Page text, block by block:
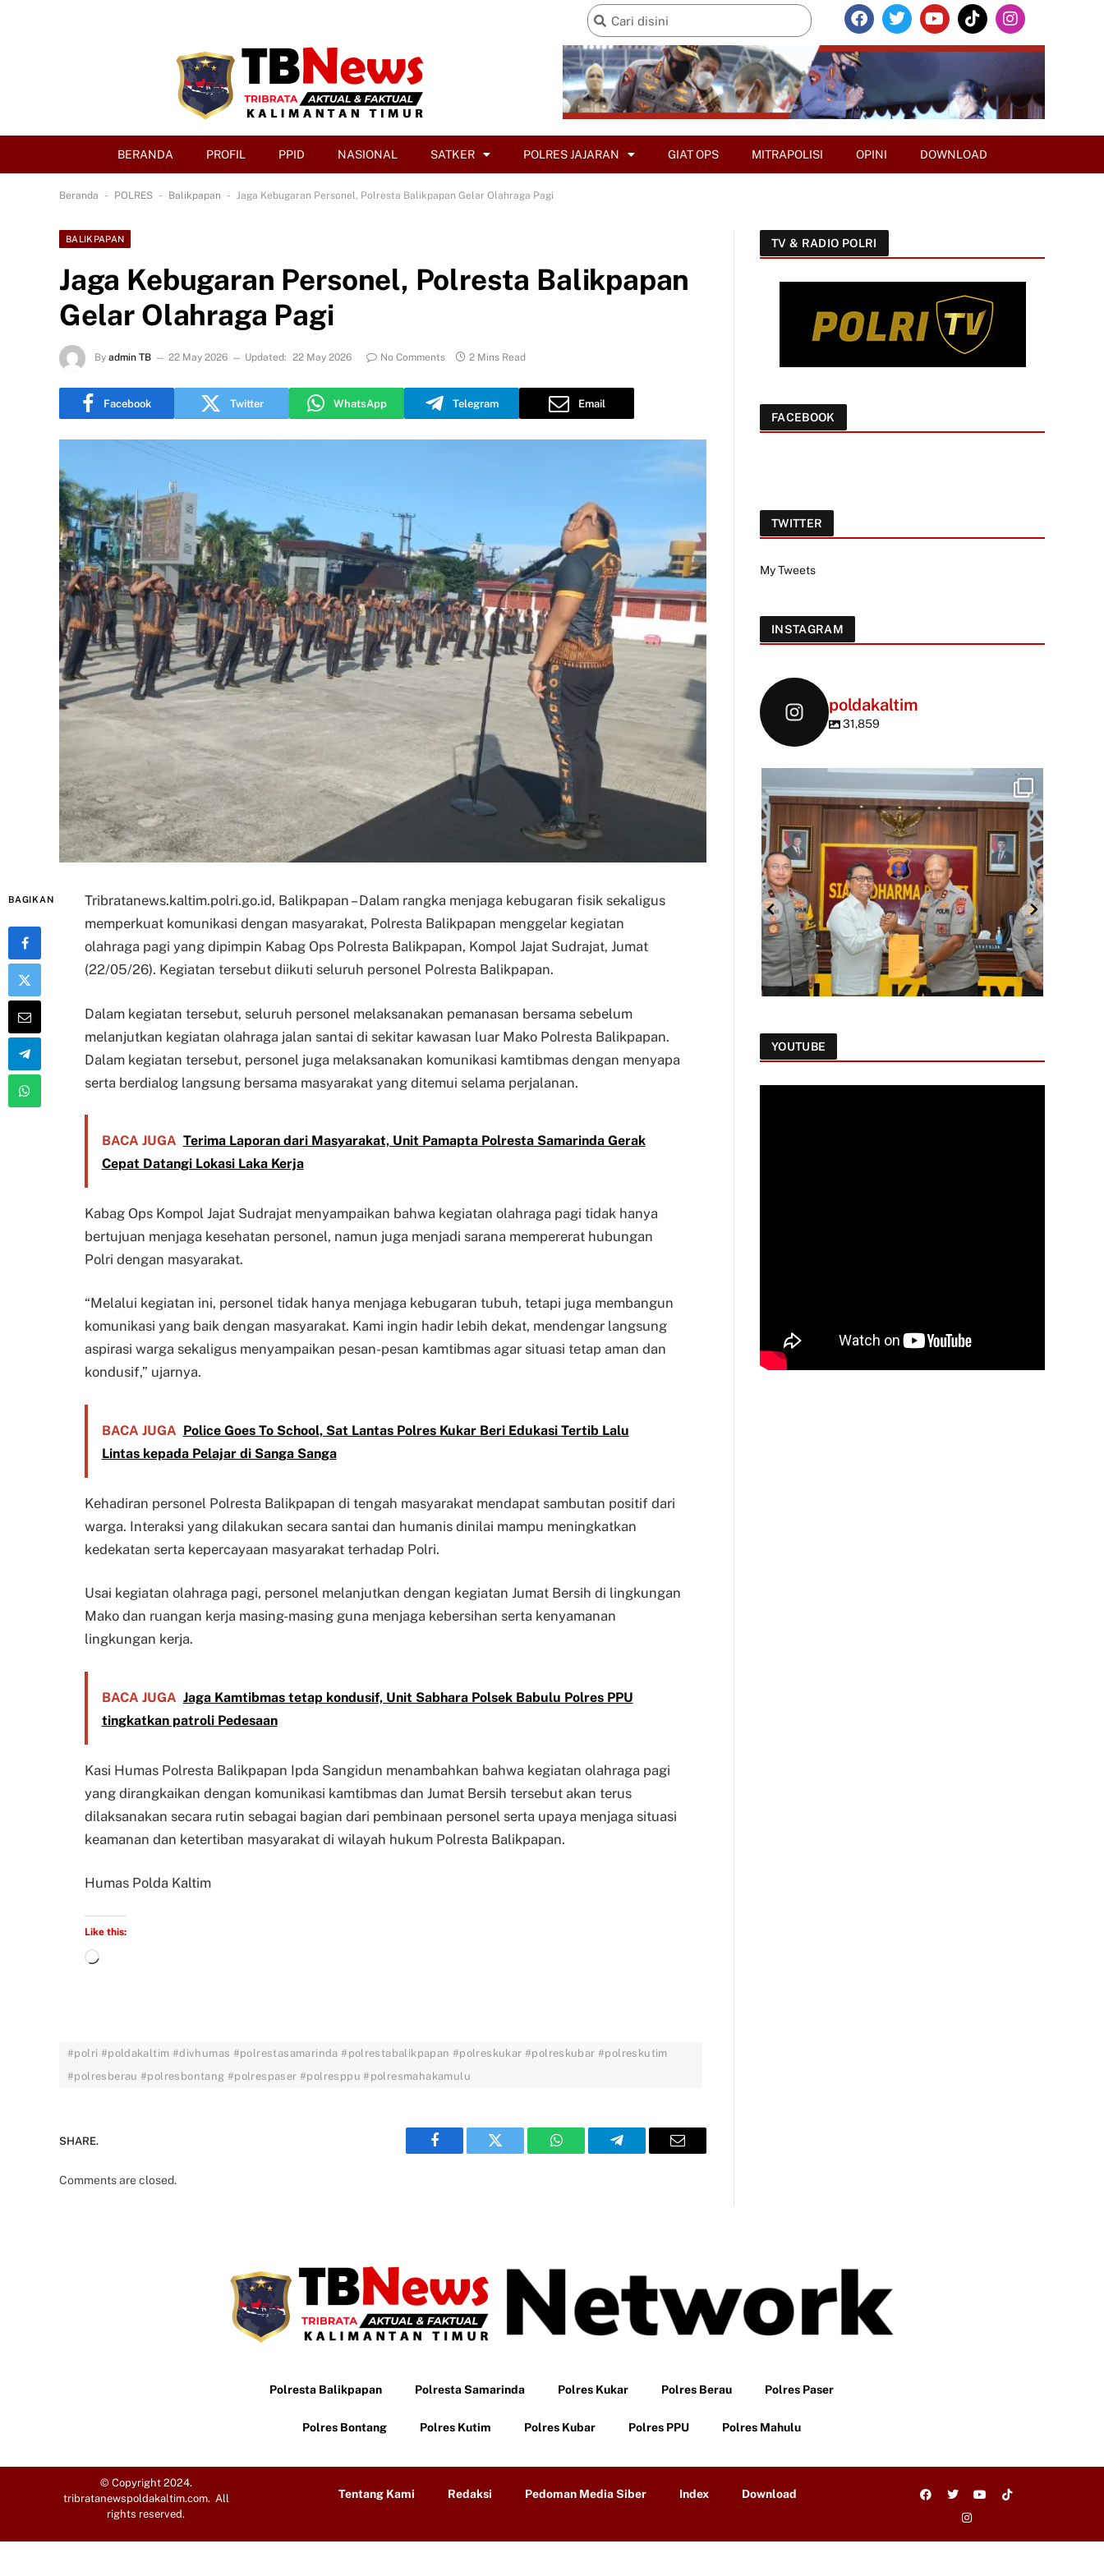
BERANDA PROFIL PPID NASIONAL SATKER POLRES JAJARAN GIAT OPS MITRAPOLISI OPINI DOWNLOAD
Beranda - POLRES - Balikpapan - Jaga Kebugaran Personel, Polresta Balikpapan Gelar Olahraga Pagi
BALIKPAPAN
Jaga Kebugaran Personel, Polresta Balikpapan
Gelar Olahraga Pagi
By admin TB 22 May 2026 Updated: 22 May 2026 No Comments 2 Mins Read
Facebook Twitter WhatsApp Telegram Email
BAGIKAN
Tribratanews.kaltim.polri.go.id, Balikpapan – Dalam rangka menjaga kebugaran fisik sekaligus
memperkuat komunikasi dengan masyarakat, Polresta Balikpapan menggelar kegiatan
olahraga pagi yang dipimpin Kabag Ops Polresta Balikpapan, Kompol Jajat Sudrajat, Jumat
(22/05/26). Kegiatan tersebut diikuti seluruh personel Polresta Balikpapan.
Dalam kegiatan tersebut, seluruh personel melaksanakan pemanasan bersama sebelum
melanjutkan kegiatan olahraga jalan santai di sekitar kawasan luar Mako Polresta Balikpapan.
Dalam kegiatan tersebut, personel juga melaksanakan komunikasi kamtibmas dengan menyapa
serta berdialog langsung bersama masyarakat yang ditemui selama perjalanan.
BACA JUGA Terima Laporan dari Masyarakat, Unit Pamapta Polresta Samarinda Gerak
Cepat Datangi Lokasi Laka Kerja
Kabag Ops Kompol Jajat Sudrajat menyampaikan bahwa kegiatan olahraga pagi tidak hanya
bertujuan menjaga kesehatan personel, namun juga menjadi sarana mempererat hubungan
Polri dengan masyarakat.
“Melalui kegiatan ini, personel tidak hanya menjaga kebugaran tubuh, tetapi juga membangun
komunikasi yang baik dengan masyarakat. Kami ingin hadir lebih dekat, mendengar langsung
aspirasi warga sekaligus menyampaikan pesan-pesan kamtibmas agar situasi tetap aman dan
kondusif,” ujarnya.
BACA JUGA Police Goes To School, Sat Lantas Polres Kukar Beri Edukasi Tertib Lalu
Lintas kepada Pelajar di Sanga Sanga
Kehadiran personel Polresta Balikpapan di tengah masyarakat mendapat sambutan positif dari
warga. Interaksi yang dilakukan secara santai dan humanis dinilai mampu meningkatkan
kedekatan serta kepercayaan masyarakat terhadap Polri.
Usai kegiatan olahraga pagi, personel melanjutkan dengan kegiatan Jumat Bersih di lingkungan
Mako dan ruangan kerja masing-masing guna menjaga kebersihan serta kenyamanan
lingkungan kerja.
BACA JUGA Jaga Kamtibmas tetap kondusif, Unit Sabhara Polsek Babulu Polres PPU
tingkatkan patroli Pedesaan
Kasi Humas Polresta Balikpapan Ipda Sangidun menambahkan bahwa kegiatan olahraga pagi
yang dirangkaikan dengan komunikasi kamtibmas dan Jumat Bersih tersebut akan terus
dilaksanakan secara rutin sebagai bagian dari pembinaan personel serta upaya menjaga situasi
keamanan dan ketertiban masyarakat di wilayah hukum Polresta Balikpapan.
Humas Polda Kaltim
Like this:
#polri #poldakaltim #divhumas #polrestasamarinda #polrestabalikpapan #polreskukar #polreskubar #polreskutim
#polresberau #polresbontang #polrespaser #polresppu #polresmahakamulu
SHARE.
Facebook Twitter WhatsAppTelegram Email
Comments are closed.
TV & RADIO POLRI
FACEBOOK
TWITTER
My Tweets
INSTAGRAM
poldakaltim
31,859
YOUTUBE
Polresta Balikpapan Polresta Samarinda Polres Kukar Polres Berau Polres Paser
Polres Bontang Polres Kutim Polres Kubar Polres PPU Polres Mahulu
© Copyright 2024.
tribratanewspoldakaltim.com. All
rights reserved.
Tentang Kami Redaksi Pedoman Media Siber Index Download